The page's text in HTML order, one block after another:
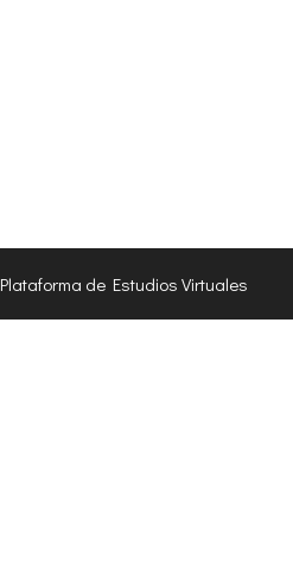
Plataforma de Estudios Virtuales